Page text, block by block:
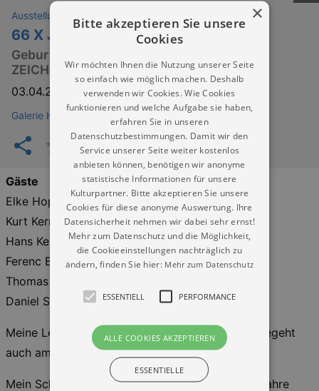
Ausstellungen
66 X JOHN
Geburtstagsausstellung HOLGER JOHN.
ZEICHNUNGEN
03.04.2026 –07.06.2026
Galerie Holger John Dresden
Gäste
Elke Hopfe
Kurt Kern
Hans Kern
Ferenc Bien
Thomas Fröhlich
Daniel Scholz
Meine Lehrerin für Zeichnung Prof. Elke Hopfe begeht
auch am 3. April ihren Geburtstag.
Mein Schüler Kurt Kern wird am 10.04.2026, 16 Jahre
×
Bitte akzeptieren Sie unsere
Cookies
Wir möchten Ihnen die Nutzung unserer Seite
so einfach wie möglich machen. Deshalb
verwenden wir Cookies. Wie Cookies
funktionieren und welche Aufgabe sie haben,
erfahren Sie in unseren
Datenschutzbestimmungen. Damit wir den
Service unserer Seite weiter kostenlos
anbieten können, benötigen wir anonyme
statistische Informationen für unsere
Kulturpartner. Bitte akzeptieren Sie unsere
Cookies für diese anonyme Auswertung. Ihre
Datensicherheit nehmen wir dabei sehr ernst!
Mehr zum Datenschutz und die Möglichkeit,
die Cookieeinstellungen nachträglich zu
ändern, finden Sie hier: Mehr zum Datenschutz
ESSENTIELL PERFORMANCE
ALLE COOKIES AKZEPTIEREN
ESSENTIELLE